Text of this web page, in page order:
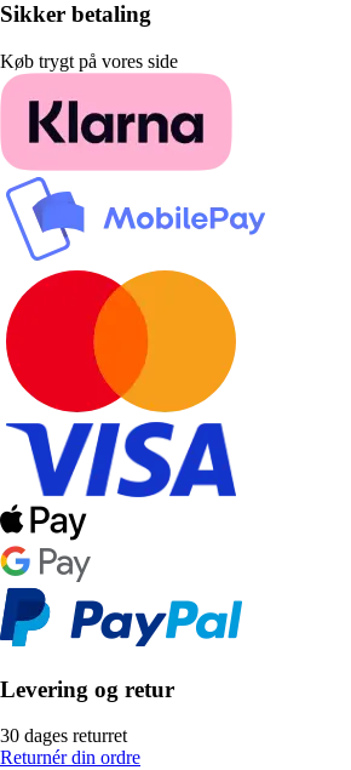
Sikker betaling
Køb trygt på vores side
Levering og retur
30 dages returret
Returnér din ordre